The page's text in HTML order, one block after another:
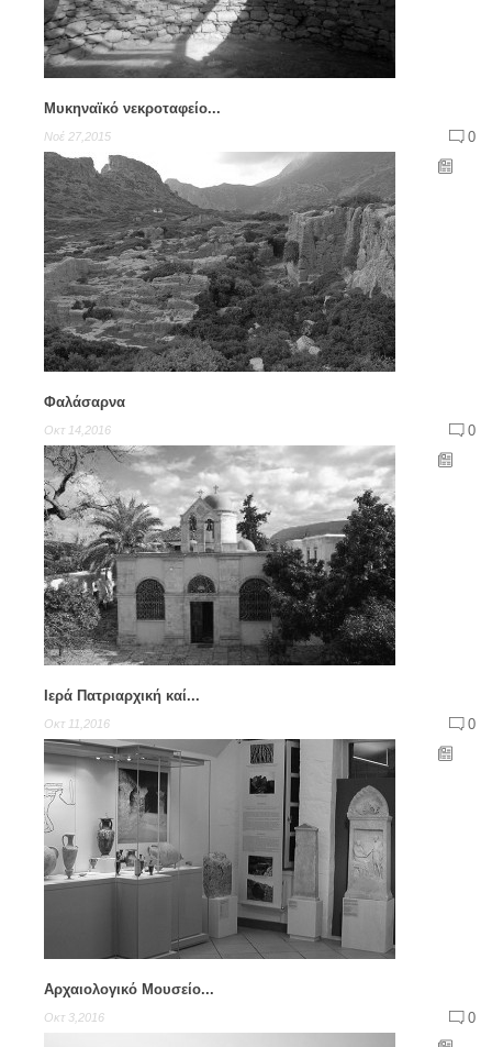
Μυκηναϊκό νεκροταφείο...
Νοέ 27,2015 0
Φαλάσαρνα
Οκτ 14,2016 0
Iερά Πατριαρχική καί...
Οκτ 11,2016 0
Αρχαιολογικό Μουσείο...
Οκτ 3,2016 0